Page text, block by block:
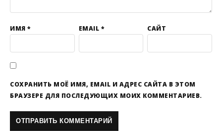
ИМЯ * EMAIL * САЙТ
СОХРАНИТЬ МОЁ ИМЯ, EMAIL И АДРЕС САЙТА В ЭТОМ
БРАУЗЕРЕ ДЛЯ ПОСЛЕДУЮЩИХ МОИХ КОММЕНТАРИЕВ.